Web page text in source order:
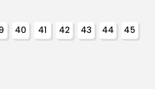
40 41 42 43 44
45